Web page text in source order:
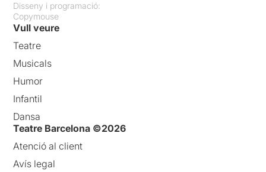
Disseny i programació:
Copymouse
Vull veure
Teatre
Musicals
Humor
Infantil
Dansa
Teatre Barcelona ©2026
Atenció al client
Avís legal